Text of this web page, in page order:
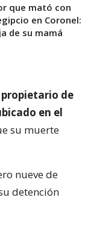
que mató con
en Coronel:
de su mamá
de
en el
su muerte
nueve de
detención